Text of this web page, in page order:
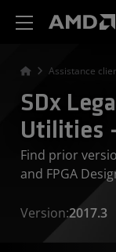
Assistance
SDx
Utilities
Find prior
and FPGA
Version:2017.3